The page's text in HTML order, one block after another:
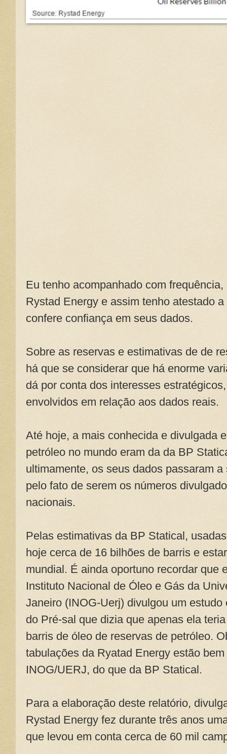
Eu tenho acompanhado com
Rystad Energy e assim tenho atestado
confere confiança em seus dados.
Sobre as reservas e estimativas de de
há que se considerar que há enorme
dá por conta dos interesses
envolvidos em relação aos dados reais.
Até hoje, a mais conhecida e divulgada
petróleo no mundo eram da da BP
ultimamente, os seus dados passaram
pelo fato de serem os números
nacionais.
Pelas estimativas da BP Statical,
hoje cerca de 16 bilhões de barris e
mundial. É ainda oportuno recordar que
Instituto Nacional de Óleo e Gás da
Janeiro (INOG-Uerj) divulgou um
do Pré-sal que dizia que apenas ela
barris de óleo de reservas de petróleo.
tabulações da Ryatad Energy estão
INOG/UERJ, do que da BP Statical.
Para a elaboração deste relatório,
Rystad Energy fez durante três anos
que levou em conta cerca de 60 mil